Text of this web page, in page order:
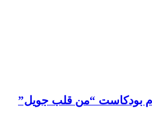
بودكاست “من قلب جويل”